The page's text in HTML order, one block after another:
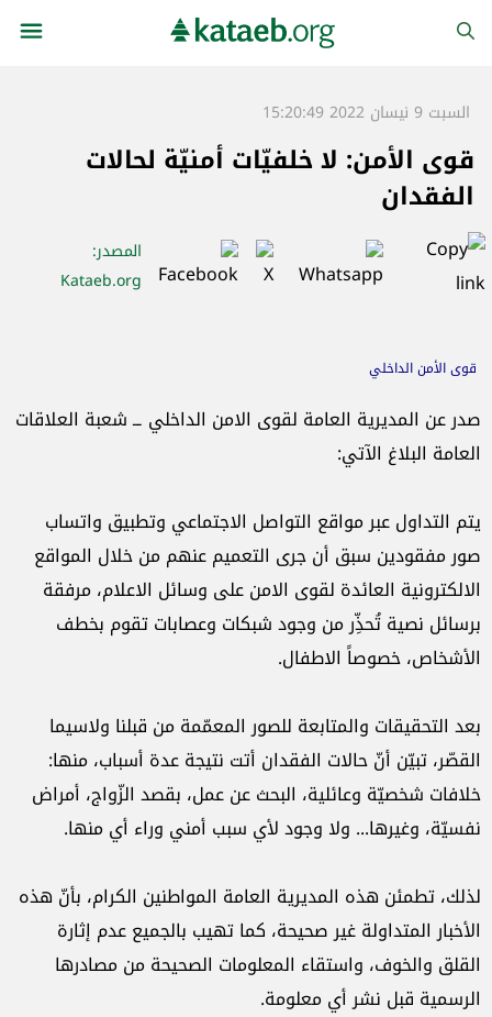
السبت 9 نيسان 2022 15:20:49
قوى الأمن: لا خلفيّات أمنيّة لحالات
الفقدان
المصدر:
Kataeb.org
قوى الأمن الداخلي
صدر عن المديرية العامة لقوى الامن الداخلي ــ شعبة العلاقات
العامة البلاغ الآتي:
يتم التداول عبر مواقع التواصل الاجتماعي وتطبيق واتساب
صور مفقودين سبق أن جرى التعميم عنهم من خلال المواقع
الالكترونية العائدة لقوى الامن على وسائل الاعلام، مرفقة
برسائل نصية تُحذِّر من وجود شبكات وعصابات تقوم بخطف
الأشخاص، خصوصاً الاطفال.
بعد التحقيقات والمتابعة للصور المعمّمة من قبلنا ولاسيما
القصّر، تبيّن أنّ حالات الفقدان أتت نتيجة عدة أسباب، منها:
خلافات شخصيّة وعائلية، البحث عن عمل، بقصد الزّواج، أمراض
نفسيّة، وغيرها... ولا وجود لأي سبب أمني وراء أي منها.
لذلك، تطمئن هذه المديرية العامة المواطنين الكرام، بأنّ هذه
الأخبار المتداولة غير صحيحة، كما تهيب بالجميع عدم إثارة
القلق والخوف، واستقاء المعلومات الصحيحة من مصادرها
الرسمية قبل نشر أي معلومة.